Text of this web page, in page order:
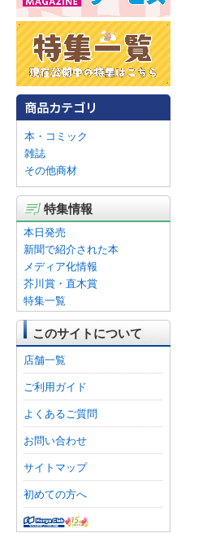
本・コミック
雑誌
その他商材
特集情報
本日発売
新聞で紹介された本
メディア化情報
芥川賞・直木賞
特集一覧
このサイトについて
店舗一覧
ご利用ガイド
よくあるご質問
お問い合わせ
サイトマップ
初めての方へ